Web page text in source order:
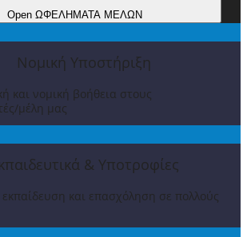
Open ΩΦΕΛΗΜΑΤΑ ΜΕΛΩΝ
Νομική Υποστήριξη
και νομική βοήθεια στους
μέλη μας
& Υποτροφίες
εκπαίδευση και επασχόληση σε πολλούς